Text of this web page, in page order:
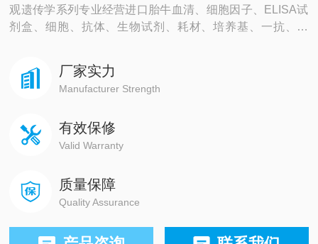
观遗传学系列专业经营进口胎牛血清、细胞因子、ELISA试
剂盒、细胞、抗体、生物试剂、耗材、培养基、一抗、二
厂家实力
Manufacturer Strength
有效保修
Valid Warranty
质量保障
Quality Assurance